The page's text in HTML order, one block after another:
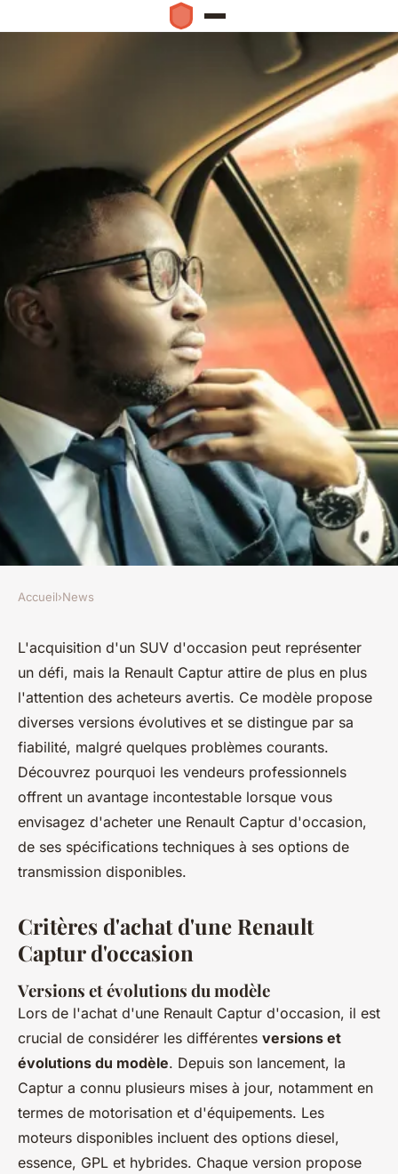
Achat d'une suv d'occasion :
que savez vous sur la renault
captur ?
Kenzo•18 juin 2024•2 min de lecture
Accueil›News
L'acquisition d'un SUV d'occasion peut représenter
un défi, mais la Renault Captur attire de plus en plus
l'attention des acheteurs avertis. Ce modèle propose
diverses versions évolutives et se distingue par sa
fiabilité, malgré quelques problèmes courants.
Découvrez pourquoi les vendeurs professionnels
offrent un avantage incontestable lorsque vous
envisagez d'acheter une Renault Captur d'occasion,
de ses spécifications techniques à ses options de
transmission disponibles.
Critères d'achat d'une Renault
Captur d'occasion
Versions et évolutions du modèle
Lors de l'achat d'une Renault Captur d'occasion, il est
crucial de considérer les différentes versions et
évolutions du modèle. Depuis son lancement, la
Captur a connu plusieurs mises à jour, notamment en
termes de motorisation et d'équipements. Les
moteurs disponibles incluent des options diesel,
essence, GPL et hybrides. Chaque version propose